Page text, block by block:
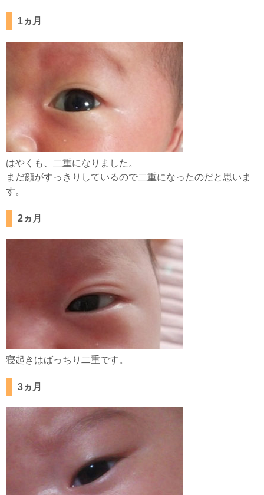
1ヵ月
はやくも、二重になりました。
まだ顔がすっきりしているので二重になったのだと思いま
す。
2ヵ月
寝起きはばっちり二重です。
3ヵ月